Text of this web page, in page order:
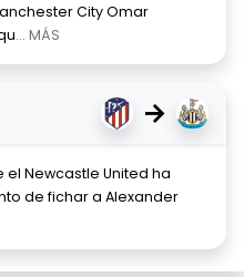
City Omar
... MÁS
→
Newcastle United ha
de fichar a Alexander